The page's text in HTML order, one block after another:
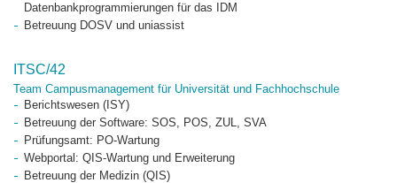
Datenbankprogrammierungen für das IDM
Betreuung DOSV und uniassist
ITSC/42
Team Campusmanagement für Universität und Fachhochschule
Berichtswesen (ISY)
Betreuung der Software: SOS, POS, ZUL, SVA
Prüfungsamt: PO-Wartung
Webportal: QIS-Wartung und Erweiterung
Betreuung der Medizin (QIS)